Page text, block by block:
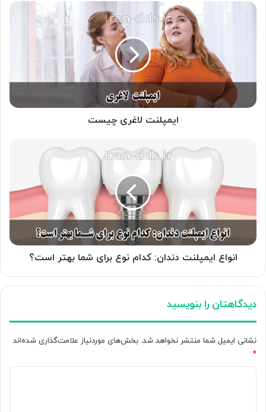
ایمپلنت
ایمپلنت لاغری چیست
نوع
شما
است؟
انواع ایمپلنت دندان: کدام نوع برای شما بهتر است؟
دیدگاهتان را بنویسید
نشانی ایمیل شما منتشر نخواهد شد. بخش‌های موردنیاز علامت‌گذاری شده‌اند
*